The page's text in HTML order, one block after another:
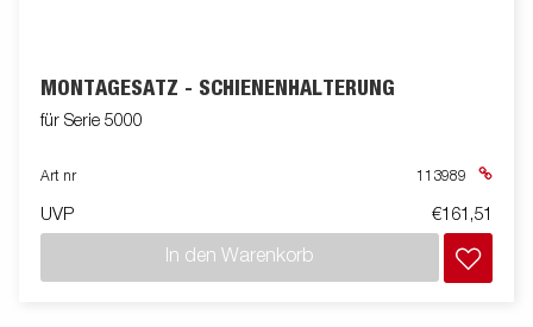
MONTAGESATZ - SCHIENENHALTERUNG
für Serie 5000
Art nr 113989
UVP €161,51
In den Warenkorb